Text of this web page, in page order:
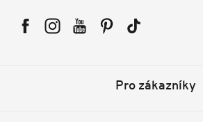
Pro zákazníky